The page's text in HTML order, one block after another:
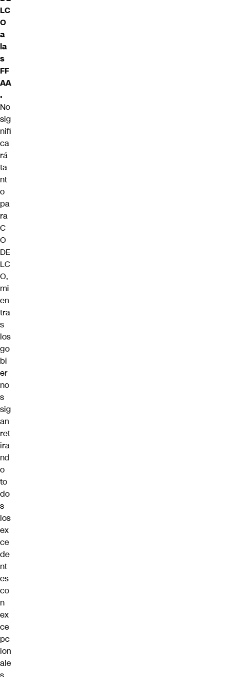
LC
O
a
la
s
FF
AA
.
No
sig
nifi
ca
rá
ta
nt
o
pa
ra
C
O
DE
LC
O,
mi
en
tra
s
los
go
bi
er
no
s
sig
an
ret
ira
nd
o
to
do
s
los
ex
ce
de
nt
es
co
n
ex
ce
pc
ion
ale